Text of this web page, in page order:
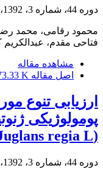
دوره 44، شماره 3، 1392، صفحه
محمود رقامی، محمد
فتاحی مقدم، عبدالکریم
مشاهده مقاله
اصل مقاله K
ارزیابی تنوع
پومولوژیکی
(Juglans regia L.) در شمال استان فارس
دوره 44، شماره 3، 1392، صفحه